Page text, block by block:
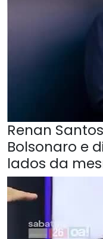
Renan
Bolsonaro e
lados da